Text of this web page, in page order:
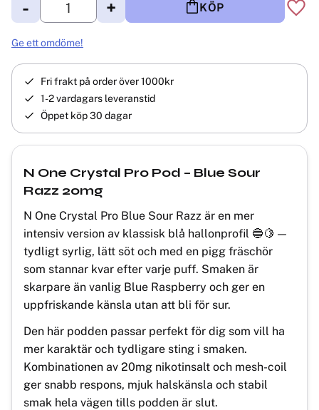
+
- KÖP
Ge ett omdöme!
Fri frakt på order över 1000kr
1-2 vardagars leveranstid
Öppet köp 30 dagar
N One Crystal Pro Pod – Blue Sour
Razz 20mg
N One Crystal Pro Blue Sour Razz är en mer
intensiv version av klassisk blå hallonprofil 🔵🍋 —
tydligt syrlig, lätt söt och med en pigg fräschör
som stannar kvar efter varje puff. Smaken är
skarpare än vanlig Blue Raspberry och ger en
uppfriskande känsla utan att bli för sur.
Den här podden passar perfekt för dig som vill ha
mer karaktär och tydligare sting i smaken.
Kombinationen av 20mg nikotinsalt och mesh-coil
ger snabb respons, mjuk halskänsla och stabil
smak hela vägen tills podden är slut.